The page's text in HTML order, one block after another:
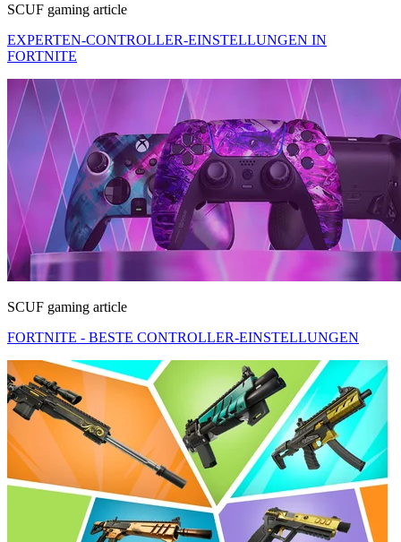
SCUF gaming article
EXPERTEN-CONTROLLER-EINSTELLUNGEN IN
FORTNITE
SCUF gaming article
FORTNITE - BESTE CONTROLLER-EINSTELLUNGEN